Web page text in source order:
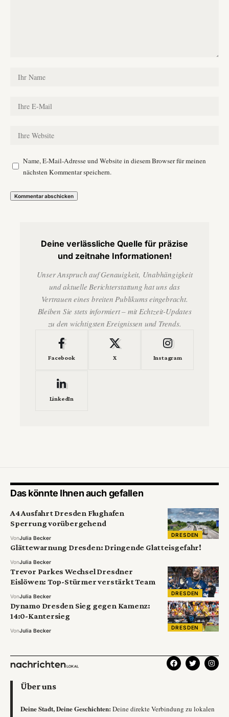
Name, E-Mail-Adresse und Website in diesem Browser für meinen
nächsten Kommentar speichern.
Deine verlässliche Quelle für präzise
und zeitnahe Informationen!
Unser Anspruch auf Genauigkeit, Unabhängigkeit
und aktuelle Berichterstattung hat uns das
Vertrauen eines breiten Publikums eingebracht.
Bleiben Sie stets informiert – mit Echtzeit-Updates
zu den wichtigsten Ereignissen und Trends.
Facebook X Instagram
LinkedIn
Das könnte Ihnen auch gefallen
DRESDEN
A4 Ausfahrt Dresden Flughafen
Sperrung vorübergehend
VonJulia Becker
Glättewarnung Dresden: Dringende Glatteisgefahr!
VonJulia Becker
DRESDEN
Trevor Parkes Wechsel Dresdner
Eislöwen: Top-Stürmer verstärkt Team
VonJulia Becker
DRESDEN
Dynamo Dresden Sieg gegen Kamenz:
14:0-Kantersieg
VonJulia Becker
Über uns
Deine Stadt, Deine Geschichten: Deine direkte Verbindung zu lokalen